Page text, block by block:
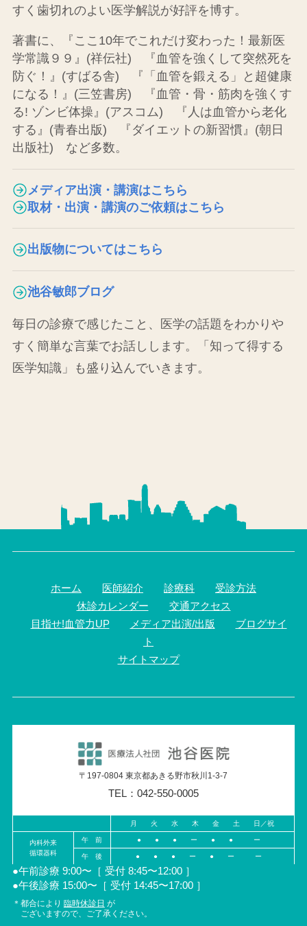
すく歯切れのよい医学解説が好評を博す。
著書に、
『ここ10年でこれだけ変わった！最新医
学常識９９』(祥伝社)
『血管を強くして突然死を
防ぐ！』(すばる舎)
『「血管を鍛える」と超健康
になる！』(三笠書房)
『血管・骨・筋肉を強くす
る! ゾンビ体操』(アスコム)
『人は血管から老化
する』(青春出版)
『ダイエットの新習慣』(朝日
出版社) など多数。
メディア出演・講演はこちら
取材・出演・講演のご依頼はこちら
出版物についてはこちら
池谷敏郎ブログ
毎日の診療で感じたこと、医学の話題をわかりや
すく簡単な言葉でお話しします。
「知って得する
医学知識」も盛り込んでいきます。
ホーム 医師紹介 診療科
受診方法
休診カレンダー
交通アクセス
目指せ!血管力UP
メディア出演/出版
ブログサイ
ト
サイトマップ
〒197-0804 東京都あきる野市秋川1-3-7
TEL：042-550-0005
月 火 水 木 金 土 日／祝
内科外来
循環器科
午 前 ● ● ● ー ● ● ー
午 後 ● ● ● ー ● ー ー
●午前診療 9:00〜［ 受付 8:45〜12:00 ］
●午後診療 15:00〜［ 受付 14:45〜17:00 ］
＊都合により 臨時休診日 が
ございますので、ご了承ください。